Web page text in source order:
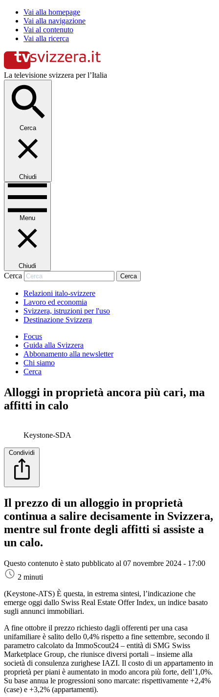
Vai alla homepage
Vai alla navigazione
Vai al contenuto
Vai alla ricerca
La televisione svizzera per l’Italia
Cerca
Chiudi
Menu
Chiudi
Cerca Cerca
Relazioni italo-svizzere
Lavoro ed economia
Svizzera, istruzioni per l'uso
Destinazione Svizzera
Focus
Guida alla Svizzera
Abbonamento alla newsletter
Chi siamo
Cerca
Alloggi in proprietà ancora più cari, ma
affitti in calo
Keystone-SDA
Condividi
Il prezzo di un alloggio in proprietà
continua a salire decisamente in Svizzera,
mentre sul fronte degli affitti si assiste a
un calo.
Questo contenuto è stato pubblicato al 07 novembre 2024 - 17:00
2 minuti
(Keystone-ATS) È questa, in estrema sintesi, l’indicazione che
emerge oggi dallo Swiss Real Estate Offer Index, un indice basato
sugli annunci immobiliari.
A fine ottobre il prezzo richiesto dagli offerenti per una casa
unifamiliare è salito dello 0,4% rispetto a fine settembre, secondo il
parametro calcolato da ImmoScout24 – entità di SMG Swiss
Marketplace Group, che riunisce diversi portali – insieme alla
società di consulenza zurighese IAZI. Il costo di un appartamento in
proprietà per piani è aumentato in modo ancora più forte, dell’1,0%.
Su base annua le progressioni sono marcate: rispettivamente +2,4%
(case) e +3,2% (appartamenti).